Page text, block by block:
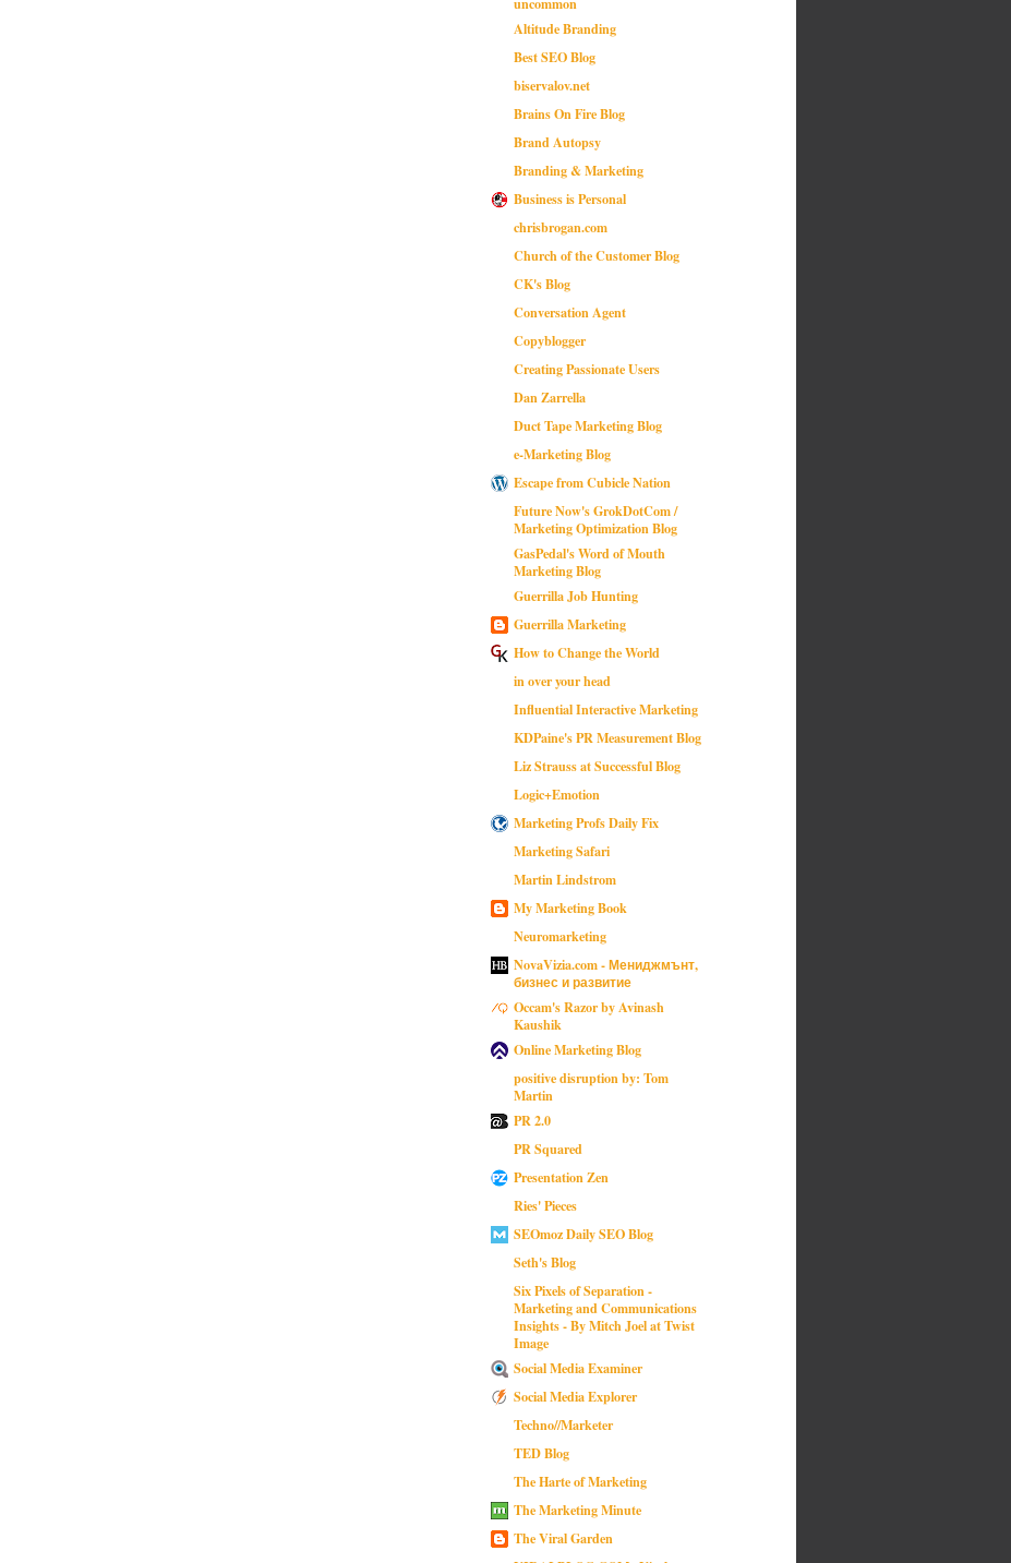
Altitude Branding
Best SEO Blog
biservalov.net
Brains On Fire Blog
Brand Autopsy
Branding & Marketing
Business is Personal
chrisbrogan.com
Church of the Customer Blog
CK's Blog
Conversation Agent
Copyblogger
Creating Passionate Users
Dan Zarrella
Duct Tape Marketing Blog
e-Marketing Blog
Escape from Cubicle Nation
Future Now's GrokDotCom /
Marketing Optimization Blog
GasPedal's Word of Mouth
Marketing Blog
Guerrilla Job Hunting
Guerrilla Marketing
How to Change the World
in over your head
Influential Interactive Marketing
KDPaine's PR Measurement Blog
Liz Strauss at Successful Blog
Logic+Emotion
Marketing Profs Daily Fix
Marketing Safari
Martin Lindstrom
My Marketing Book
Neuromarketing
NovaVizia.com - Мениджмънт,
бизнес и развитие
Occam's Razor by Avinash
Kaushik
Online Marketing Blog
positive disruption by: Tom
Martin
PR 2.0
PR Squared
Presentation Zen
Ries' Pieces
SEOmoz Daily SEO Blog
Seth's Blog
Six Pixels of Separation -
Marketing and Communications
Insights - By Mitch Joel at Twist
Image
Social Media Examiner
Social Media Explorer
Techno//Marketer
TED Blog
The Harte of Marketing
The Marketing Minute
The Viral Garden